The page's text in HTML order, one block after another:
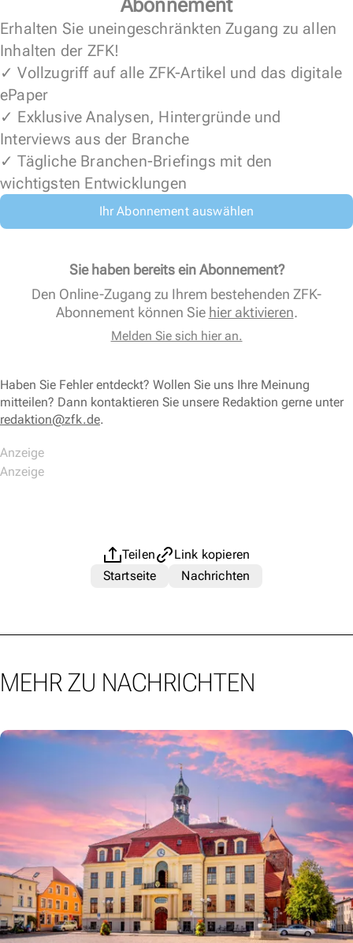
Abonnement
Erhalten Sie uneingeschränkten Zugang zu allen
Inhalten der ZFK!
✓ Vollzugriff auf alle ZFK-Artikel und das digitale
ePaper
✓ Exklusive Analysen, Hintergründe und
Interviews aus der Branche
✓ Tägliche Branchen-Briefings mit den
wichtigsten Entwicklungen
Ihr Abonnement auswählen
Sie haben bereits ein Abonnement?
Den Online-Zugang zu Ihrem bestehenden ZFK-
Abonnement können Sie hier aktivieren.
Melden Sie sich hier an.
Haben Sie Fehler entdeckt? Wollen Sie uns Ihre Meinung
mitteilen? Dann kontaktieren Sie unsere Redaktion gerne unter
redaktion@zfk.de.
Teilen
Link kopieren
Startseite
Nachrichten
MEHR ZU NACHRICHTEN